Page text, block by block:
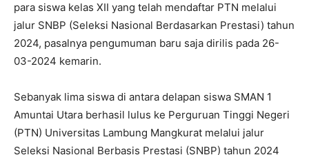
para siswa kelas XII yang telah mendaftar PTN melalui
jalur SNBP (Seleksi Nasional Berdasarkan Prestasi) tahun
2024, pasalnya pengumuman baru saja dirilis pada 26-
03-2024 kemarin.
Sebanyak lima siswa di antara delapan siswa SMAN 1
Amuntai Utara berhasil lulus ke Perguruan Tinggi Negeri
(PTN) Universitas Lambung Mangkurat melalui jalur
Seleksi Nasional Berbasis Prestasi (SNBP) tahun 2024